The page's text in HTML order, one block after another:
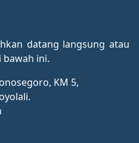
datang langsung atau
ini.
KM 5,